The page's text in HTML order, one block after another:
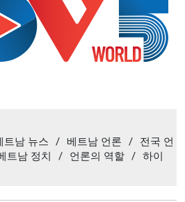
트남 뉴스 / 베트남 언론 /
전국 언
트남 정치 / 언론의 역할 / 하이